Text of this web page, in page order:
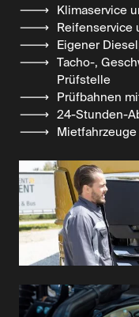
Klimaservice
Reifenservice
Eigener
Tacho-,
Prüfstelle
Prüfbahnen
24-Stunden-
Mietfahrzeuge